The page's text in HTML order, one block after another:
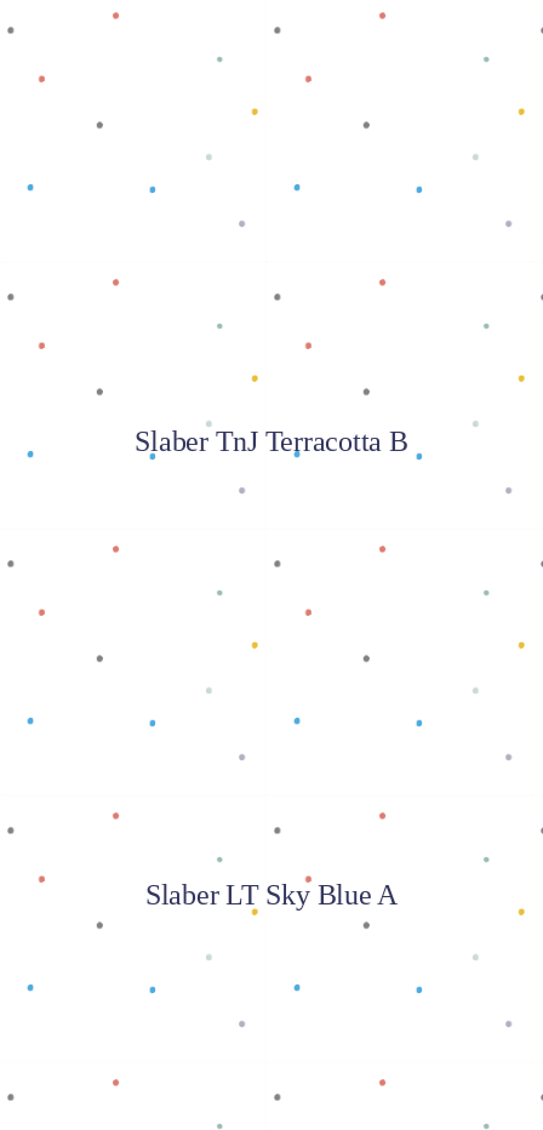
Baca selengkapnya
Slaber TnJ Terracotta B
Baca selengkapnya
Slaber LT Sky Blue A
Baca selengkapnya